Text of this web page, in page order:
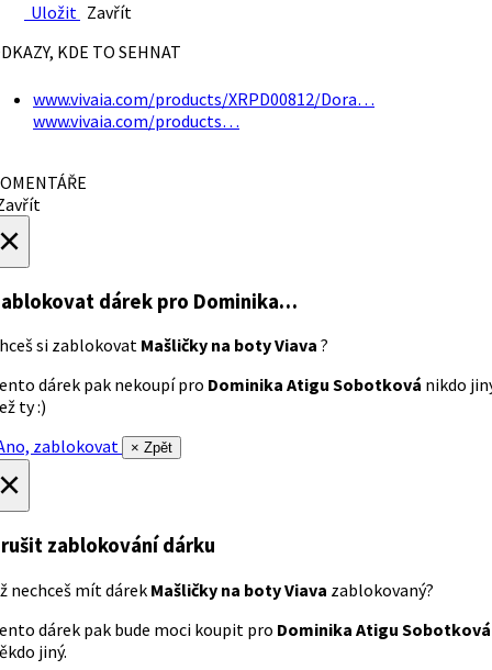
Uložit Zavřít
KDE TO SEHNAT
www.vivaia.com/products/XRPD00812/Dora…
www.vivaia.com/products…
dárek pro Dominika…
si zablokovat Mašličky na boty Viava ?
dárek pak nekoupí pro Dominika Atigu Sobotková nikdo
ty :)
zablokovat
× Zpět
zablokování dárku
nechceš mít dárek Mašličky na boty Viava zablokovaný?
dárek pak bude moci koupit pro Dominika Atigu Sobotková
jiný.